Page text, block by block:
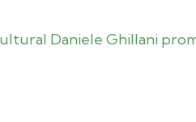
Daniele Ghillani